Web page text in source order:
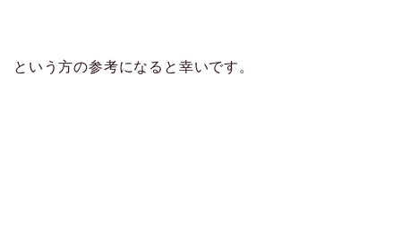
という方の参考になると幸いです。